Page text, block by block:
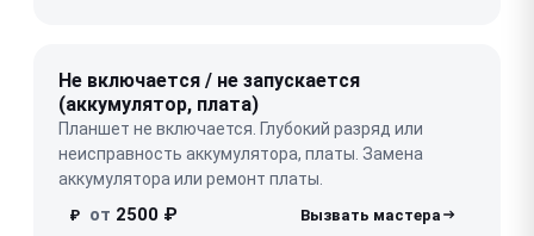
Не включается / не запускается
(аккумулятор, плата)
Планшет не включается. Глубокий разряд или
неисправность аккумулятора, платы. Замена
аккумулятора или ремонт платы.
₽ от 2500 ₽